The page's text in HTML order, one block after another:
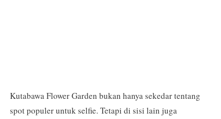
Kutabawa Flower Garden bukan hanya sekedar tentang
spot populer untuk selfie. Tetapi di sisi lain juga